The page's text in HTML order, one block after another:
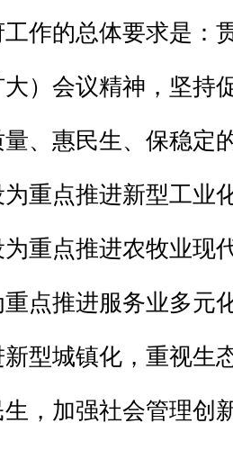
作的总体要求是：
）会议精神，坚持
、惠民生、保稳定
重点推进新型工业
重点推进农牧业现
点推进服务业多元
型城镇化，重视生
，加强社会管理创